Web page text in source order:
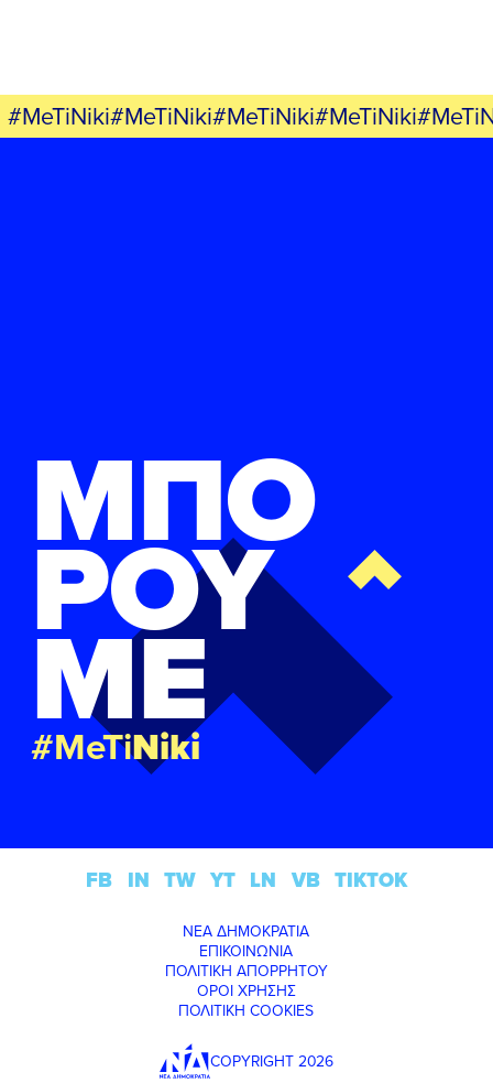
ΜΠΟ
ΡΟΥ
ΜΕ
#MeTiNiki
COPYRIGHT 2026
ΝΕΑ ΔΗΜΟΚΡΑΤΙΑ
ΕΠΙΚΟΙΝΩΝΙΑ
ΠΟΛΙΤΙΚΗ ΑΠΟΡΡΗΤΟΥ
ΟΡΟΙ ΧΡΗΣΗΣ
ΠΟΛΙΤΙΚΗ COOKIES
FB IN TW YT LN VB TIKTOK